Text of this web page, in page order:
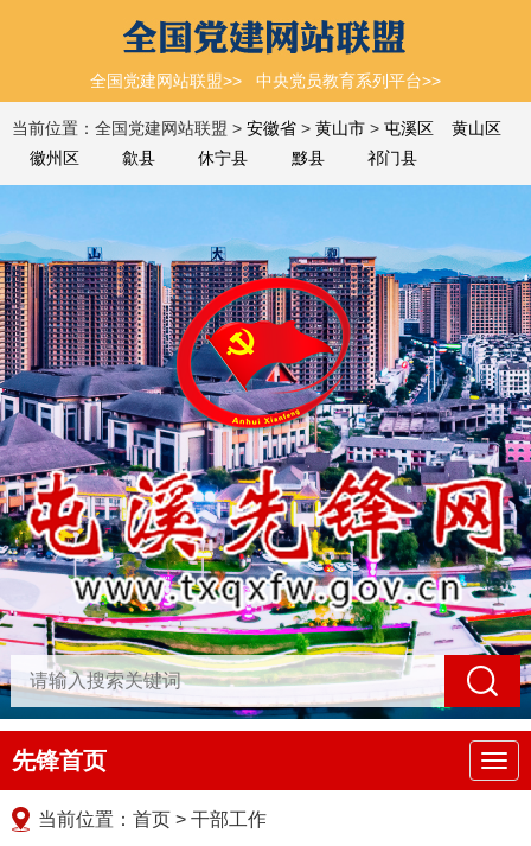
全国党建网站联盟>> 中央党员教育系列平台>>
当前位置：全国党建网站联盟 > 安徽省 > 黄山市 > 屯溪区
黄山区
徽州区
歙县 休宁县 黟县 祁门县
导
航
先锋首页
当前位置： 首页 > 干部工作